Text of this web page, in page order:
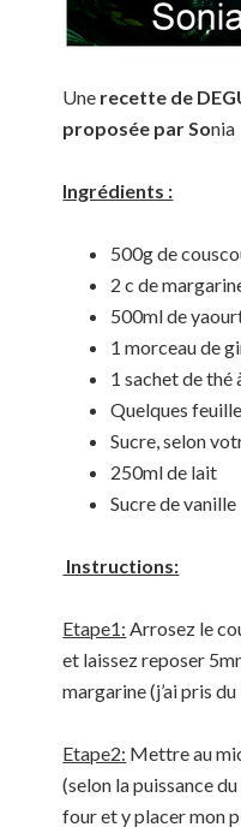
Une recette de
proposée par Sonia
Ingrédients :
500g de
2 c de
500ml de
1 morceau de
1 sachet de thé
Quelques
Sucre, selon
250ml de lait
Sucre de vanille
Instructions:
Etape1: Arrosez le
et laissez reposer
margarine (j’ai pris
Etape2: Mettre au
(selon la puissance
four et y placer mon